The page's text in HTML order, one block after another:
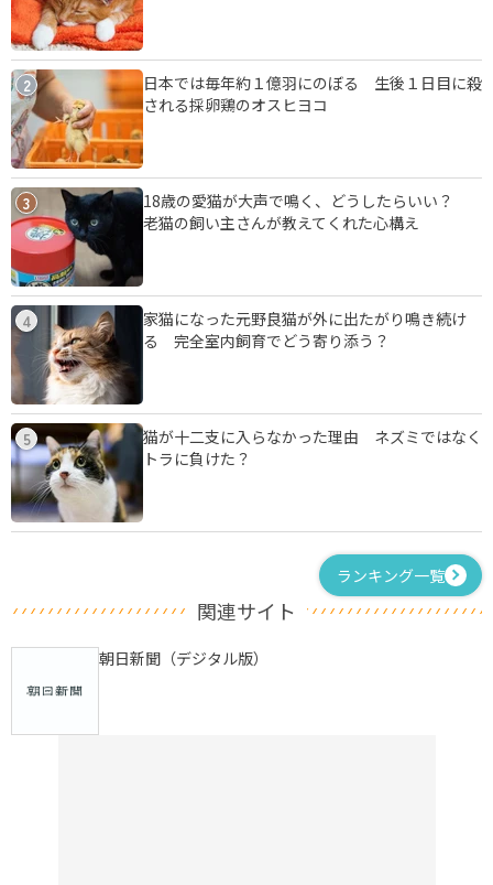
2
日本では毎年約１億羽にのぼる 生後１日目に殺
される採卵鶏のオスヒヨコ
3
18歳の愛猫が大声で鳴く、どうしたらいい？
老猫の飼い主さんが教えてくれた心構え
4
家猫になった元野良猫が外に出たがり鳴き続け
る 完全室内飼育でどう寄り添う？
5
猫が十二支に入らなかった理由 ネズミではなく
トラに負けた？
ランキング一覧
関連サイト
朝日新聞（デジタル版）